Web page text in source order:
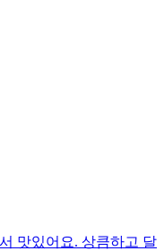
맛있어요. 상큼하고 달